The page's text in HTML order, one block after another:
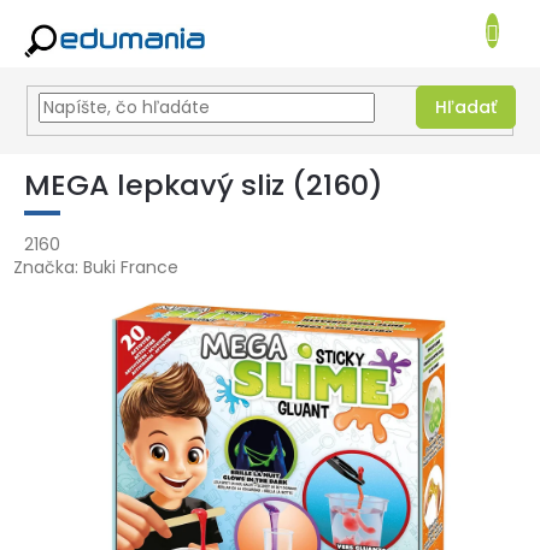
Prejsť
obsah
Hľadať
KOŠÍK
MEGA lepkavý sliz (2160)
2160
Značka: Buki France